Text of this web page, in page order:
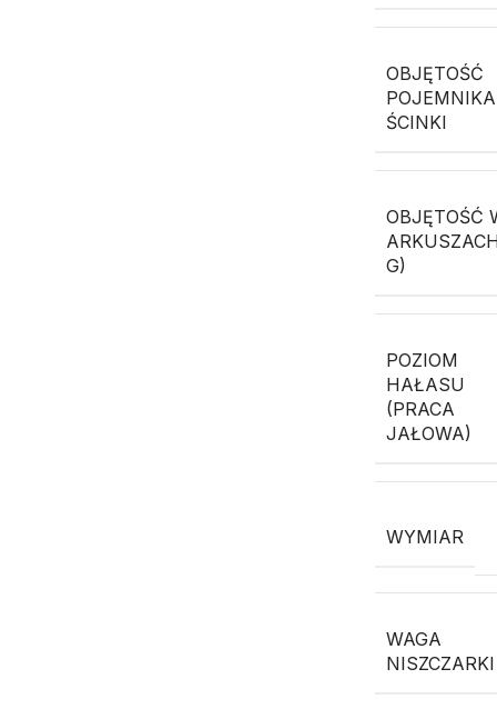
OBJĘTOŚĆ
ŚCINKI
OBJĘTOŚĆ
G)
POZIOM
HAŁASU
(PRACA
JAŁOWA)
WYMIAR
WAGA
NISZCZARKI